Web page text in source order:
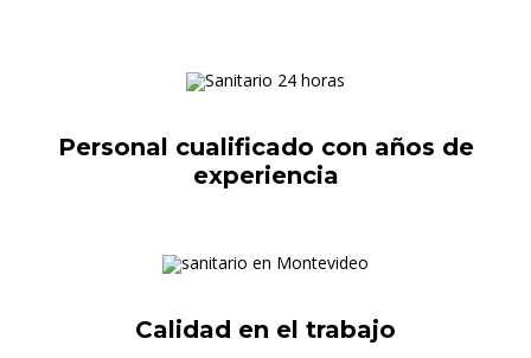
Personal cualificado con años de
experiencia
Calidad en el trabajo